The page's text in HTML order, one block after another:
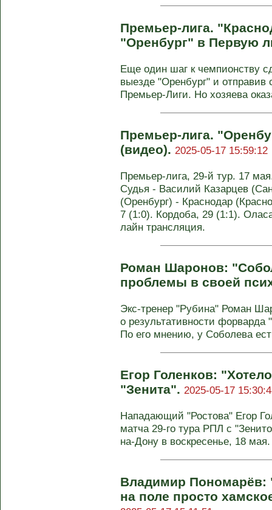
Премьер-лига.
"Оренбург" в Первую
Еще один шаг к чемпионству
выезде "Оренбург" и
Премьер-Лиги. Но хозяева
Премьер-лига.
(видео). 2025-05-17 15:59:12
Премьер-лига, 29-й тур. 17
Судья - Василий Казарцев
(Оренбург) - Краснодар
7 (1:0). Кордоба, 29 (1:1).
лайн трансляция.
Роман Шаронов:
проблемы в своей
Экс-тренер "Рубина" Роман
о результативности
По его мнению, у Соболева
Егор Голенков:
"Зенита". 2025-05-17
Нападающий "Ростова" Егор
матча 29-го тура РПЛ с
на-Дону в воскресенье, 18 мая.
Владимир Пономарёв:
на поле просто